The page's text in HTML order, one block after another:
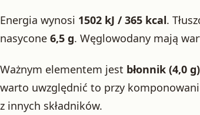
Energia wynosi 1502 kJ / 365 kcal.
nasycone 6,5 g. Węglowodany mają
Ważnym elementem jest błonnik (4,0 g)
warto uwzględnić to przy
z innych składników.